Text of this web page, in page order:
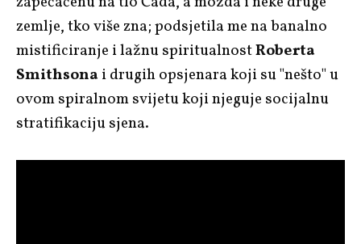
zemlje, tko više zna; podsjetila me na banalno
mistificiranje i lažnu spiritualnostRoberta
Smithsonai drugih opsjenara koji su "nešto" u
ovom spiralnom svijetu koji njeguje socijalnu
stratifikaciju sjena.